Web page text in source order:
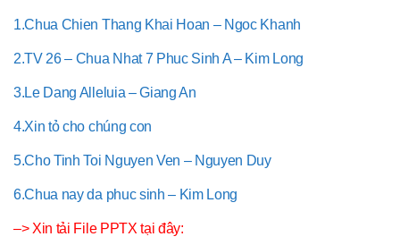
1.Chua Chien Thang Khai Hoan – Ngoc Khanh
2.TV 26 – Chua Nhat 7 Phuc Sinh A – Kim Long
3.Le Dang Alleluia – Giang An
4.Xin tỏ cho chúng con
5.Cho Tinh Toi Nguyen Ven – Nguyen Duy
6.Chua nay da phuc sinh – Kim Long
–> Xin tải File PPTX tại đây: